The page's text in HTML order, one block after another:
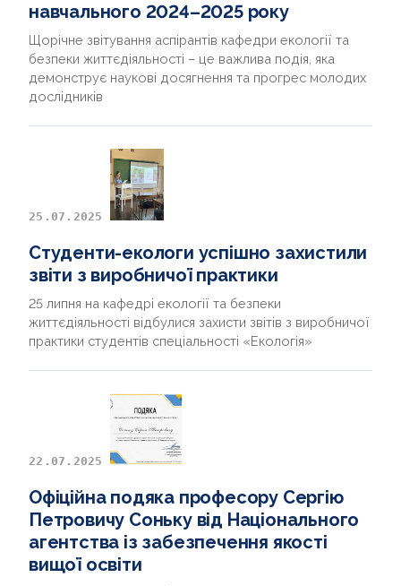
навчального 2024–2025 року
Щорічне звітування аспірантів кафедри екології та
безпеки життєдіяльності – це важлива подія, яка
демонструє наукові досягнення та прогрес молодих
дослідників
25.07.2025
Студенти-екологи успішно захистили
звіти з виробничої практики
25 липня на кафедрі екології та безпеки
життєдіяльності відбулися захисти звітів з виробничої
практики студентів спеціальності «Екологія»
22.07.2025
Офіційна подяка професору Сергію
Петровичу Соньку від Національного
агентства із забезпечення якості
вищої освіти